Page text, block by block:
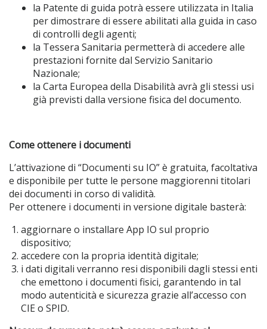
la Patente di guida potrà essere utilizzata in Italia
per dimostrare di essere abilitati alla guida in caso
di controlli degli agenti;
la Tessera Sanitaria permetterà di accedere alle
prestazioni fornite dal Servizio Sanitario
Nazionale;
la Carta Europea della Disabilità avrà gli stessi usi
già previsti dalla versione fisica del documento.
Come ottenere i documenti
L’attivazione di “Documenti su IO” è gratuita, facoltativa
e disponibile per tutte le persone maggiorenni titolari
dei documenti in corso di validità.
Per ottenere i documenti in versione digitale basterà:
aggiornare o installare App IO sul proprio
dispositivo;
accedere con la propria identità digitale;
i dati digitali verranno resi disponibili dagli stessi enti
che emettono i documenti fisici, garantendo in tal
modo autenticità e sicurezza grazie all’accesso con
CIE o SPID.